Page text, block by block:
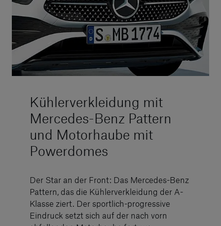
Kühlerverkleidung mit
Mercedes-Benz Pattern
und Motorhaube mit
Powerdomes
Der Star an der Front: Das Mercedes-Benz
Pattern, das die Kühlerverkleidung der A-
Klasse ziert. Der sportlich-progressive
Eindruck setzt sich auf der nach vorn